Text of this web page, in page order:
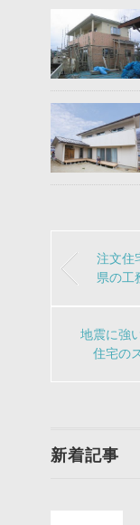
注文住
県の工
地震に強
住宅の
新着記事